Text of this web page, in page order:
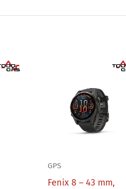
GPS
Fenix 8 – 43 mm,